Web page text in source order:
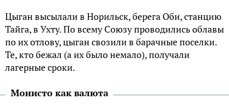
Цыган высылали в Норильск, берега Оби, станцию
Тайга, в Ухту. По всему Союзу проводились облавы
по их отлову, цыган свозили в барачные поселки.
Те, кто бежал (а их было немало), получали
лагерные сроки.
Монисто как валюта